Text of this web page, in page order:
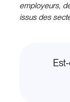
employeurs,
issus des